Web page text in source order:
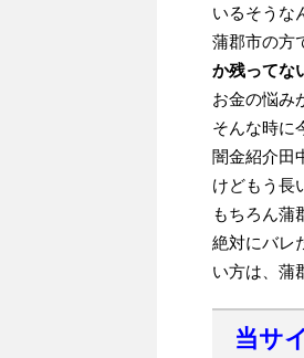
いるそうな
蒲郡市の方
か残ってな
お金の悩み
そんな時に
闇金紹介田
けどもう長
もちろん蒲
絶対にバレ
い方は、蒲
当サ